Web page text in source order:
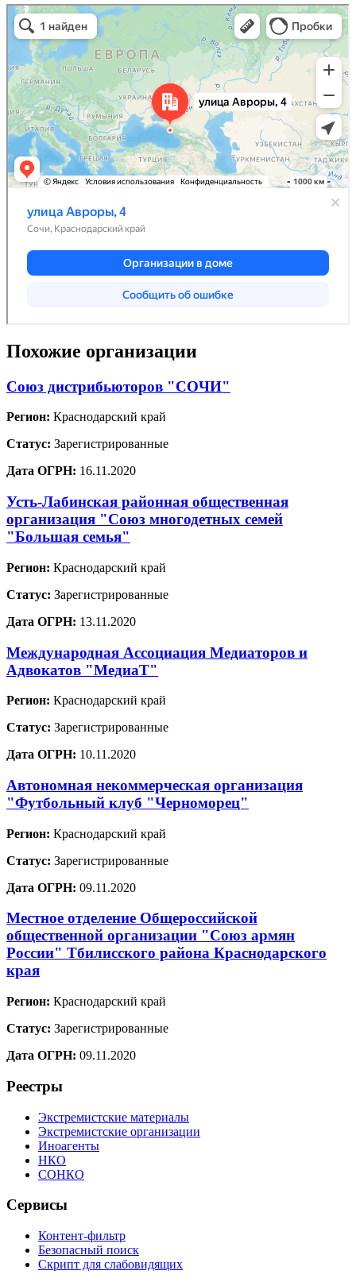
Похожие организации
Союз дистрибьюторов "СОЧИ"
Регион: Краснодарский край
Статус: Зарегистрированные
Дата ОГРН: 16.11.2020
Усть-Лабинская районная общественная
организация "Союз многодетных семей
"Большая семья"
Регион: Краснодарский край
Статус: Зарегистрированные
Дата ОГРН: 13.11.2020
Международная Ассоциация Медиаторов и
Адвокатов "МедиаТ"
Регион: Краснодарский край
Статус: Зарегистрированные
Дата ОГРН: 10.11.2020
Автономная некоммерческая организация
"Футбольный клуб "Черноморец"
Регион: Краснодарский край
Статус: Зарегистрированные
Дата ОГРН: 09.11.2020
Местное отделение Общероссийской
общественной организации "Союз армян
России" Тбилисского района Краснодарского
края
Регион: Краснодарский край
Статус: Зарегистрированные
Дата ОГРН: 09.11.2020
Реестры
Экстремистские материалы
Экстремистские организации
Иноагенты
НКО
СОНКО
Сервисы
Контент-фильтр
Безопасный поиск
Скрипт для слабовидящих